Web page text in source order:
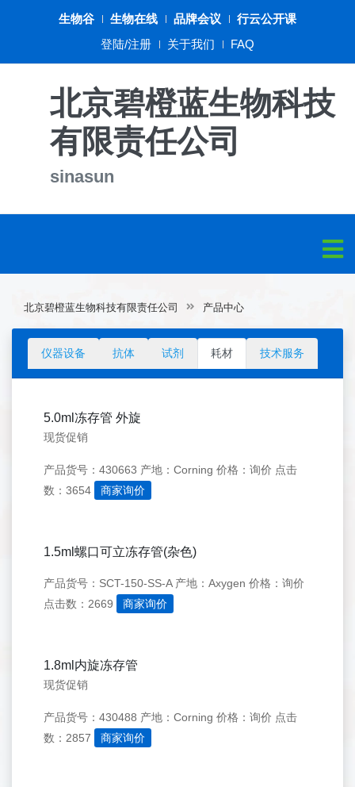
生物谷 生物在线 品牌会议
行云公开课
登陆/注册
关于我们 FAQ
北京碧橙蓝生物科技
有限责任公司
sinasun
北京碧橙蓝生物科技有限责任公司 产品中心
仪器设备 抗体 试剂 耗材 技术服务
5.0ml冻存管 外旋
现货促销
产品货号：430663 产地：Corning 价格：询价 点击
数：3654
商家询价
1.5ml螺口可立冻存管(杂色)
产品货号：SCT-150-SS-A 产地：Axygen 价格：询价
点击数：2669
商家询价
1.8ml内旋冻存管
现货促销
产品货号：430488 产地：Corning 价格：询价 点击
数：2857
商家询价